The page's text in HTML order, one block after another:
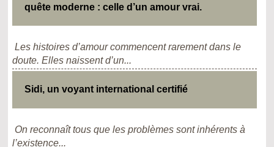
quête moderne : celle d’un amour vrai.
Les histoires d’amour commencent rarement dans le
doute. Elles naissent d’un...
Sidi, un voyant international certifié
On reconnaît tous que les problèmes sont inhérents à
l’existence...